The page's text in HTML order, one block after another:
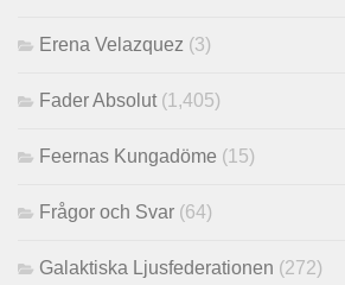
Erena Velazquez (3)
Fader Absolut (1,405)
Feernas Kungadöme (15)
Frågor och Svar (64)
Galaktiska Ljusfederationen (272)